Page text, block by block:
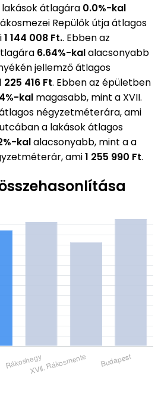
átlagára 0.0%-kal
Repülők útja átlagos
1 144 008 Ft.. Ebben az
6.64%-kalalacsonyabb
jellemző átlagos
225 416 Ft. Ebben az épületben
kal magasabb, mint a XVII.
négyzetméterára, ami
utcában a lakások átlagos
kalalacsonyabb, mint a a
ami1 255 990 Ft.